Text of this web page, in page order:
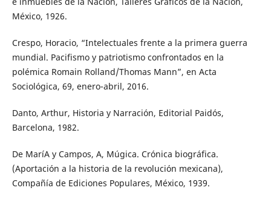
México, 1926.
Crespo, Horacio, “Intelectuales frente a la primera guerra
mundial. Pacifismo y patriotismo confrontados en la
polémica Romain Rolland/Thomas Mann”, en Acta
Sociológica, 69, enero-abril, 2016.
Danto, Arthur, Historia y Narración, Editorial Paidós,
Barcelona, 1982.
De MaríA y Campos, A, Múgica. Crónica biográfica.
(Aportación a la historia de la revolución mexicana),
Compañía de Ediciones Populares, México, 1939.